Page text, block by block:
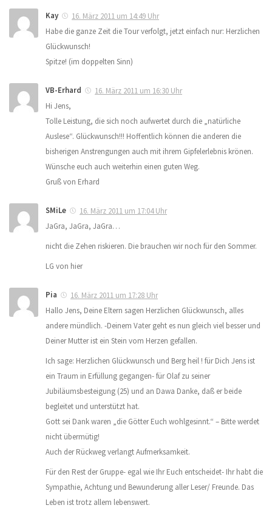
Kay
16. März 2011 um 14:49 Uhr
Habe die ganze Zeit die Tour verfolgt, jetzt einfach nur: Herzlichen
Glückwunsch!
Spitze! (im doppelten Sinn)
VB-Erhard
16. März 2011 um 16:30 Uhr
Hi Jens,
Tolle Leistung, die sich noch aufwertet durch die „natürliche
Auslese“. Glückwunsch!!! Hoffentlich können die anderen die
bisherigen Anstrengungen auch mit ihrem Gipfelerlebnis krönen.
Wünsche euch auch weiterhin einen guten Weg.
Gruß von Erhard
SMiLe
16. März 2011 um 17:04 Uhr
JaGra, JaGra, JaGra…
nicht die Zehen riskieren. Die brauchen wir noch für den Sommer.
LG von hier
Pia
16. März 2011 um 17:28 Uhr
Hallo Jens, Deine Eltern sagen Herzlichen Glückwunsch, alles
andere mündlich. -Deinem Vater geht es nun gleich viel besser und
Deiner Mutter ist ein Stein vom Herzen gefallen.
Ich sage: Herzlichen Glückwunsch und Berg heil ! für Dich Jens ist
ein Traum in Erfüllung gegangen- für Olaf zu seiner
Jubiläumsbesteigung (25) und an Dawa Danke, daß er beide
begleitet und unterstützt hat.
Gott sei Dank waren „die Götter Euch wohlgesinnt.“ – Bitte werdet
nicht übermütig!
Auch der Rückweg verlangt Aufmerksamkeit.
Für den Rest der Gruppe- egal wie Ihr Euch entscheidet- Ihr habt die
Sympathie, Achtung und Bewunderung aller Leser/ Freunde. Das
Leben ist trotz allem lebenswert.